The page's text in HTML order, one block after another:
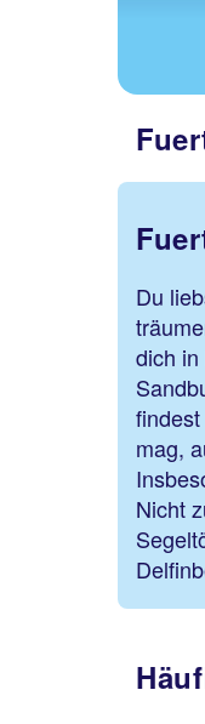
Du
dich
mag,
Nicht